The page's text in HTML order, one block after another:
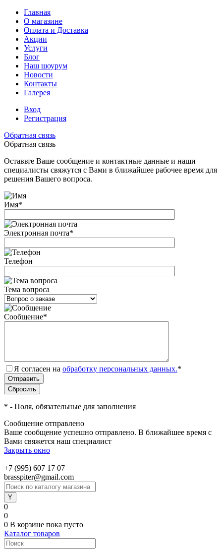
Главная
О магазине
Оплата и Доставка
Акции
Услуги
Блог
Наш шоурум
Новости
Контакты
Галерея
Вход
Регистрация
Обратная связь
Обратная связь
Оставьте Ваше сообщение и контактные данные и наши
специалисты свяжутся с Вами в ближайшее рабочее время для
решения Вашего вопроса.
Имя*
Электронная почта*
Телефон
Тема вопроса
Сообщение*
Я согласен на обработку персональных данных.*
* - Поля, обязательные для заполнения
Сообщение отправлено
Ваше сообщение успешно отправлено. В ближайшее время с
Вами свяжется наш специалист
Закрыть окно
+7 (995) 607 17 07
brasspiter@gmail.com
0
0
0 В корзине пока пусто
Каталог товаров